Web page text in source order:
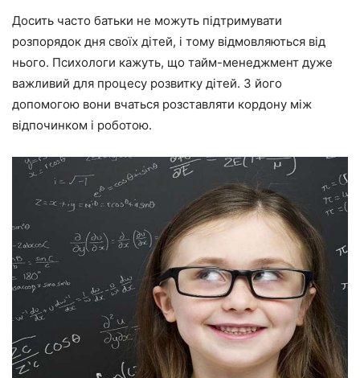
Досить часто батьки не можуть підтримувати
розпорядок дня своїх дітей, і тому відмовляються від
нього. Психологи кажуть, що тайм-менеджмент дуже
важливий для процесу розвитку дітей. З його
допомогою вони вчаться розставляти кордону між
відпочинком і роботою.